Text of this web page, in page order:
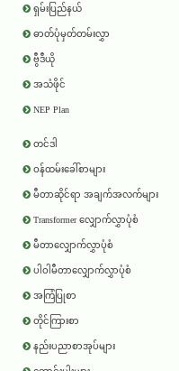
ရှမ်းပြည်နယ်
ဓာတ်ပုံမှတ်တမ်းလွှာ
ဗွီဒီယို
အသံဖိုင်
NEP Plan
တင်ဒါ
ဝန်ထမ်းခေါ်စာများ
မီတာဆိုင်ရာ အချက်အလက်များ
Transformer လျှောက်လွှာပုံစံ
မီတာလျှောက်လွှာပုံစံ
ပါဝါမီတာလျှောက်လွှာပုံစံ
အကြံပြုစာ
တိုင်ကြားစာ
နည်းပညာစာအုပ်များ